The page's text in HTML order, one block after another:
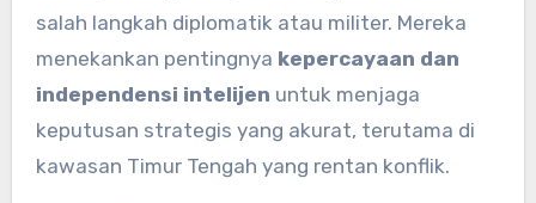
salah langkah diplomatik atau militer. Mereka
menekankan pentingnya kepercayaan dan
independensi intelijen untuk menjaga
keputusan strategis yang akurat, terutama di
kawasan Timur Tengah yang rentan konflik.